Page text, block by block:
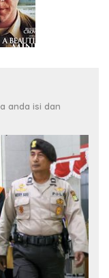
anda isi dan